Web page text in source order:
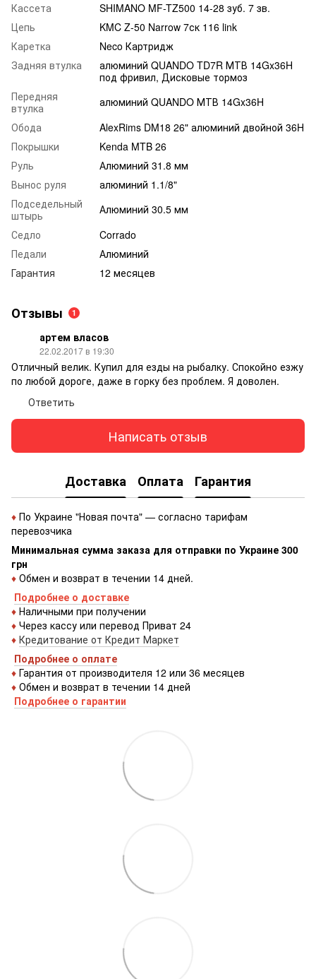
Кассета
SHIMANO MF-TZ500 14-28 зуб. 7 зв.
Цепь
KMC Z-50 Narrow 7ск 116 link
Каретка
Neco Картридж
Задняя втулка
алюминий QUANDO TD7R МТВ 14Gx36H
под фривил, Дисковые тормоз
Передняя
втулка
алюминий QUANDO МТВ 14Gx36H
Обода
AlexRims DM18 26" алюминий двойной 36H
Покрышки
Kenda MTB 26
Руль
Алюминий 31.8 мм
Вынос руля
алюминий 1.1/8"
Подседельный
штырь
Алюминий 30.5 мм
Седло
Corrado
Педали
Алюминий
Гарантия
12 месяцев
Отзывы 1
артем власов
22.02.2017 в 19:30
Отличный велик. Купил для езды на рыбалку. Спокойно езжу
по любой дороге, даже в горку без проблем. Я доволен.
Ответить
Написать отзыв
Доставка Оплата Гарантия
♦ По Украине "Новая почта" — согласно тарифам
перевозчика
Минимальная сумма заказа для отправки по Украине 300
грн
♦ Обмен и возврат в течении 14 дней.
Подробнее о доставке
♦ Наличными при получении
♦ Через кассу или перевод Приват 24
♦ Кредитование от Кредит Маркет
Подробнее о оплате
♦ Гарантия от производителя 12 или 36 месяцев
♦ Обмен и возврат в течении 14 дней
Подробнее о гарантии